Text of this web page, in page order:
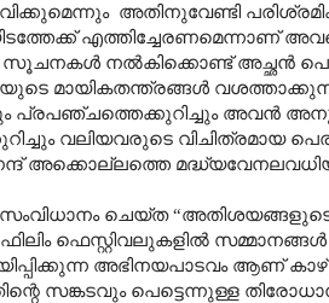
അതിനുവേണ്ടി
എത്തിച്ചേരണമെന്നാണ്
നൽകിക്കൊണ്ട് അച്ഛൻ
യുടെ മായികതന്ത്രങ്ങൾ
പ്രപഞ്ചത്തെക്കുറിച്ചും അവൻ
വലിയവരുടെ വിചിത്രമായ
അക്കൊല്ലത്തെ
ചെയ്ത“
ഫെസ്റ്റിവലുകളിൽ
അഭിനയപാടവം ആണ്
സങ്കടവും പെട്ടെന്നുള്ള